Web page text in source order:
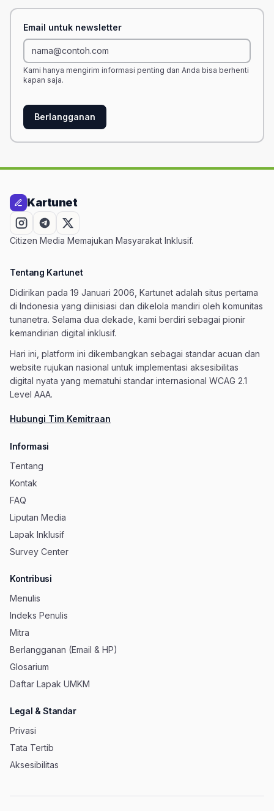
Email untuk newsletter
Kami hanya mengirim informasi penting dan Anda bisa berhenti
kapan saja.
Berlangganan
Kartunet
Citizen Media Memajukan Masyarakat Inklusif.
Tentang Kartunet
Didirikan pada 19 Januari 2006, Kartunet adalah situs pertama
di Indonesia yang diinisiasi dan dikelola mandiri oleh komunitas
tunanetra. Selama dua dekade, kami berdiri sebagai pionir
kemandirian digital inklusif.
Hari ini, platform ini dikembangkan sebagai standar acuan dan
website rujukan nasional untuk implementasi aksesibilitas
digital nyata yang mematuhi standar internasional WCAG 2.1
Level AAA.
Hubungi Tim Kemitraan
Informasi
Tentang
Kontak
FAQ
Liputan Media
Lapak Inklusif
Survey Center
Kontribusi
Menulis
Indeks Penulis
Mitra
Berlangganan (Email & HP)
Glosarium
Daftar Lapak UMKM
Legal & Standar
Privasi
Tata Tertib
Aksesibilitas